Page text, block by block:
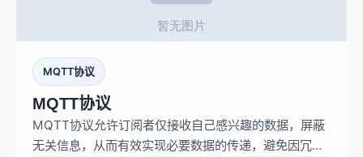
MQTT协议
MQTT协议
MQTT协议允许订阅者仅接收自己感兴趣的数据，屏蔽
无关信息，从而有效实现必要数据的传递，避免因冗余